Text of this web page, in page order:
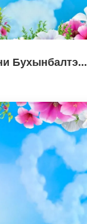
Бухынбалтэ...